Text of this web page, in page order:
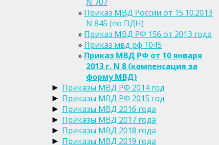
Приказ МВД России от 15.10.2013
N 845 (по ПДН)
Приказ МВД РФ 156 от 2013 года
Приказ мвд рф 1045
Приказ МВД РФ от 10 января
2013 г. N 8 (компенсация за
форму МВД)
► Приказы МВД РФ 2014 год
► Приказы МВД РФ 2015 год
► Приказы МВД 2016 года
► Приказы МВД 2017 года
► Приказы МВД 2018 года
► Приказы МВД 2019 года